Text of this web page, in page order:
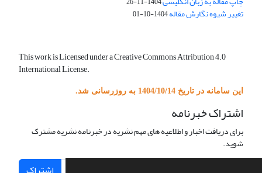
تغییر شیوه نگارش مقاله1404-10-01
This work is Licensed under a Creative Commons Attribution 4.0
International License.
این سامانه در تاریخ 1404/10/14 به روزرسانی شد.
اشتراک خبرنامه
برای دریافت اخبار و اطلاعیه های مهم نشریه در خبرنامه نشریه مشترک
شوید.